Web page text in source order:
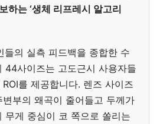
하는 ‘생체 리프레시 알고리
의 실측 피드백을 종합한 수
44사이즈는 고도근시 사용자들
를 제공합니다. 렌즈 사이즈
부의 왜곡이 줄어들고 두께가
무게 중심이 코 쪽으로 쏠리는